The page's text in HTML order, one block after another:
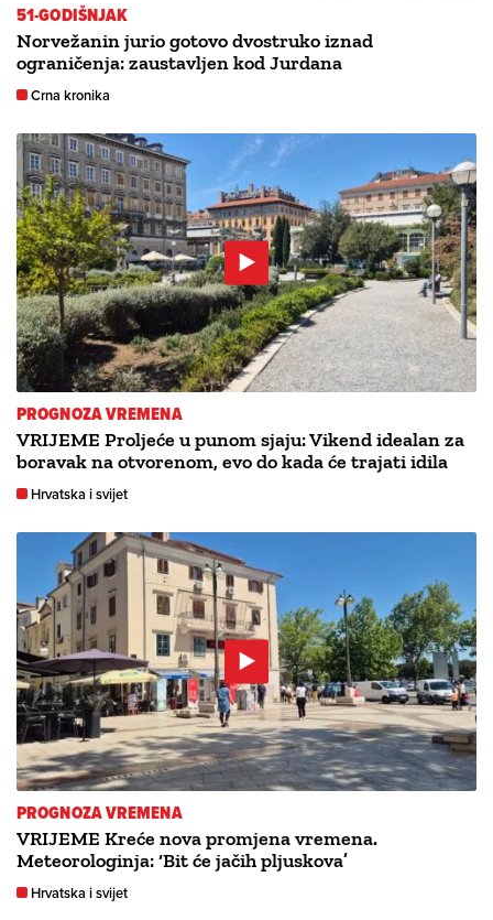
51-GODIŠNJAK
Norvežanin jurio gotovo dvostruko iznad
ograničenja: zaustavljen kod Jurdana
Crna kronika
PROGNOZA VREMENA
VRIJEME Proljeće u punom sjaju: Vikend idealan za
boravak na otvorenom, evo do kada će trajati idila
Hrvatska i svijet
PROGNOZA VREMENA
VRIJEME Kreće nova promjena vremena.
Meteorologinja: ‘Bit će jačih pljuskova’
Hrvatska i svijet